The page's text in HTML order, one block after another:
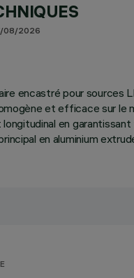
08/2026
encastré pour sources
et efficace sur le
en
en aluminium